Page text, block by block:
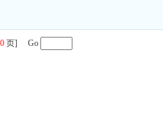
页] Go